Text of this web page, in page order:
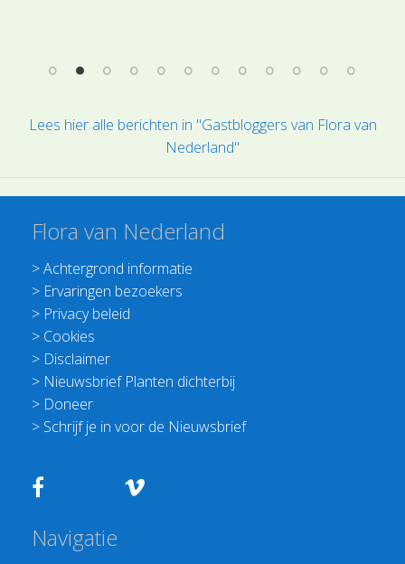
Lees hier alle berichten in "Gastbloggers van Flora van
Nederland"
Flora van Nederland
>Achtergrond informatie
> Ervaringen bezoekers
> Privacy beleid
> Cookies
> Disclaimer
> Nieuwsbrief Planten dichterbij
> Doneer
> Schrijf je in voor de Nieuwsbrief
Navigatie